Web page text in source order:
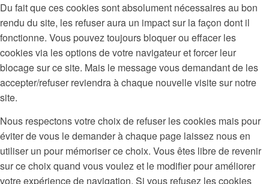
Du fait que ces cookies sont absolument nécessaires au bon
rendu du site, les refuser aura un impact sur la façon dont il
fonctionne. Vous pouvez toujours bloquer ou effacer les
cookies via les options de votre navigateur et forcer leur
blocage sur ce site. Mais le message vous demandant de les
accepter/refuser reviendra à chaque nouvelle visite sur notre
site.
Nous respectons votre choix de refuser les cookies mais pour
éviter de vous le demander à chaque page laissez nous en
utiliser un pour mémoriser ce choix. Vous êtes libre de revenir
sur ce choix quand vous voulez et le modifier pour améliorer
votre expérience de navigation. Si vous refusez les cookies